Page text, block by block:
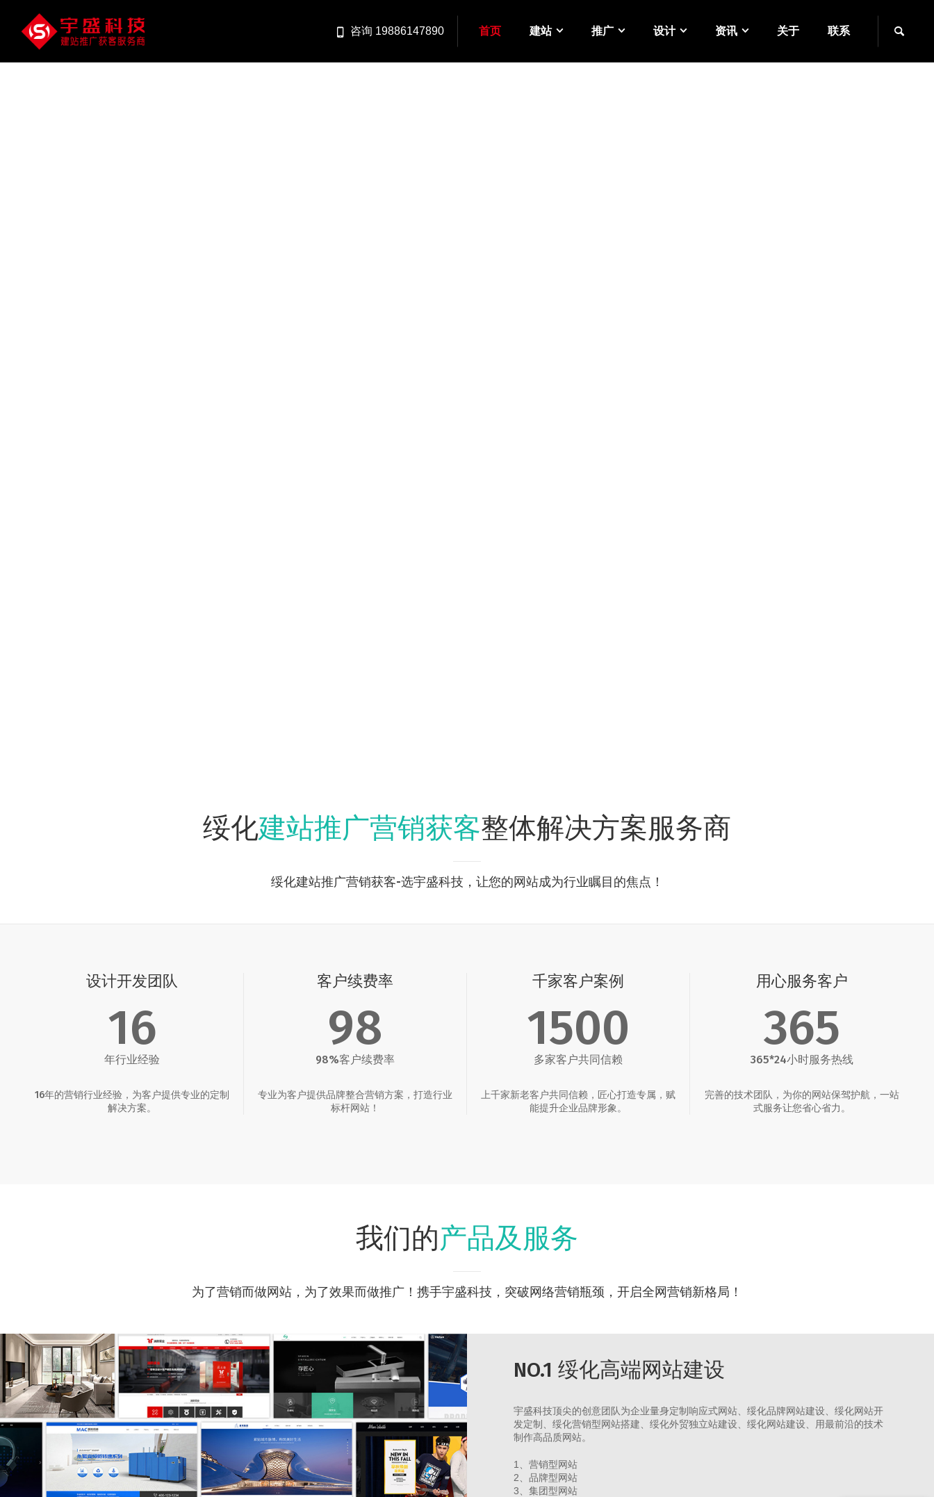
咨询 19886147890 首页 建站 推广 设计 资讯 关于 联系
绥化建站推广营销获客整体解决方案服务商
绥化建站推广营销获客-选宇盛科技，让您的网站成为行业瞩目的焦点！
设计开发团队
16
年行业经验
16年的营销行业经验，为客户提供专业的定制
解决方案。
客户续费率
98
98%客户续费率
专业为客户提供品牌整合营销方案，打造行业
标杆网站！
千家客户案例
1500
多家客户共同信赖
上千家新老客户共同信赖，匠心打造专属，赋
能提升企业品牌形象。
用心服务客户
365
365*24小时服务热线
完善的技术团队，为你的网站保驾护航，一站
式服务让您省心省力。
我们的产品及服务
为了营销而做网站，为了效果而做推广！携手宇盛科技，突破网络营销瓶颈，开启全网营销新格局！
NO.1 绥化高端网站建设
宇盛科技顶尖的创意团队为企业量身定制响应式网站、绥化品牌网站建设、绥化网站开
发定制、绥化营销型网站搭建、绥化外贸独立站建设、绥化网站建设、用最前沿的技术
制作高品质网站。
1、营销型网站
2、品牌型网站
3、集团型网站